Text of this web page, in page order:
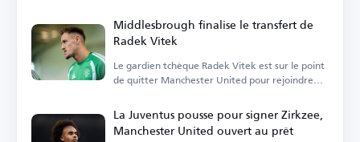
Middlesbrough finalise le transfert de
Radek Vitek
Le gardien tchèque Radek Vitek est sur le point
de quitter Manchester United pour rejoindre
La Juventus pousse pour signer Zirkzee,
Manchester United ouvert au prêt